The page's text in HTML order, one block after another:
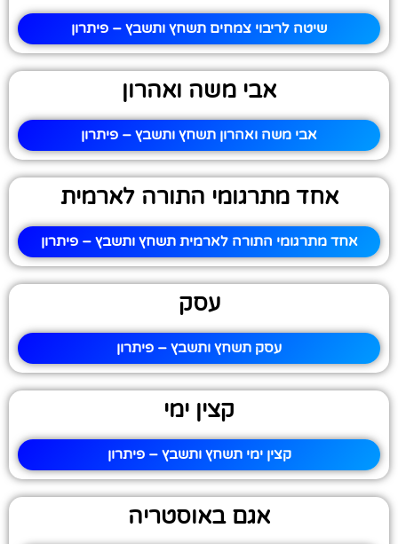
שיטה לריבוי צמחים תשחץ ותשבץ – פיתרון
אבי משה ואהרון
אבי משה ואהרון תשחץ ותשבץ – פיתרון
אחד מתרגומי התורה לארמית
אחד מתרגומי התורה לארמית תשחץ ותשבץ – פיתרון
עסק
עסק תשחץ ותשבץ – פיתרון
קצין ימי
קצין ימי תשחץ ותשבץ – פיתרון
אגם באוסטריה